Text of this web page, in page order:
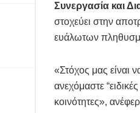
Συνεργασία και
στοχεύει στην
ευάλωτων
«Στόχος μας είναι
ανεχόμαστε
κοινότητες»,